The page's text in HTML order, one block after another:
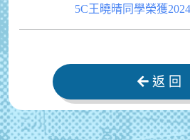
5C王曉晴同學榮獲
返 回